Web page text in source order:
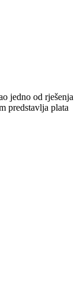
jedno od rješenja
predstavlja plata